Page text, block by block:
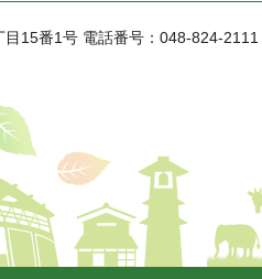
目15番1号 電話番号：048-824-2111